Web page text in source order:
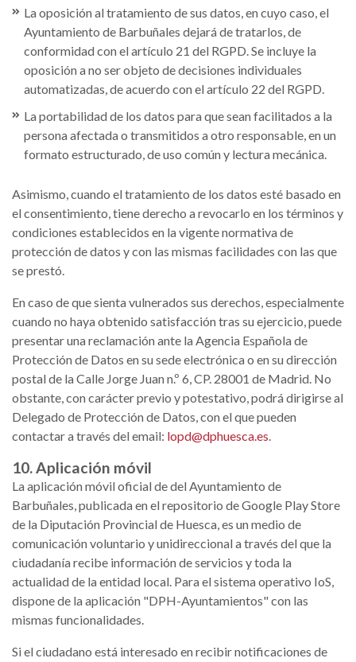
La oposición al tratamiento de sus datos, en cuyo caso, el
Ayuntamiento de Barbuñales dejará de tratarlos, de
conformidad con el artículo 21 del RGPD. Se incluye la
oposición a no ser objeto de decisiones individuales
automatizadas, de acuerdo con el artículo 22 del RGPD.
La portabilidad de los datos para que sean facilitados a la
persona afectada o transmitidos a otro responsable, en un
formato estructurado, de uso común y lectura mecánica.
Asimismo, cuando el tratamiento de los datos esté basado en
el consentimiento, tiene derecho a revocarlo en los términos y
condiciones establecidos en la vigente normativa de
protección de datos y con las mismas facilidades con las que
se prestó.
En caso de que sienta vulnerados sus derechos, especialmente
cuando no haya obtenido satisfacción tras su ejercicio, puede
presentar una reclamación ante la Agencia Española de
Protección de Datos en su sede electrónica o en su dirección
postal de la Calle Jorge Juan n.º 6, CP. 28001 de Madrid. No
obstante, con carácter previo y potestativo, podrá dirigirse al
Delegado de Protección de Datos, con el que pueden
contactar a través del email: lopd@dphuesca.es.
10. Aplicación móvil
La aplicación móvil oficial de del Ayuntamiento de
Barbuñales, publicada en el repositorio de Google Play Store
de la Diputación Provincial de Huesca, es un medio de
comunicación voluntario y unidireccional a través del que la
ciudadanía recibe información de servicios y toda la
actualidad de la entidad local. Para el sistema operativo IoS,
dispone de la aplicación "DPH-Ayuntamientos" con las
mismas funcionalidades.
Si el ciudadano está interesado en recibir notificaciones de